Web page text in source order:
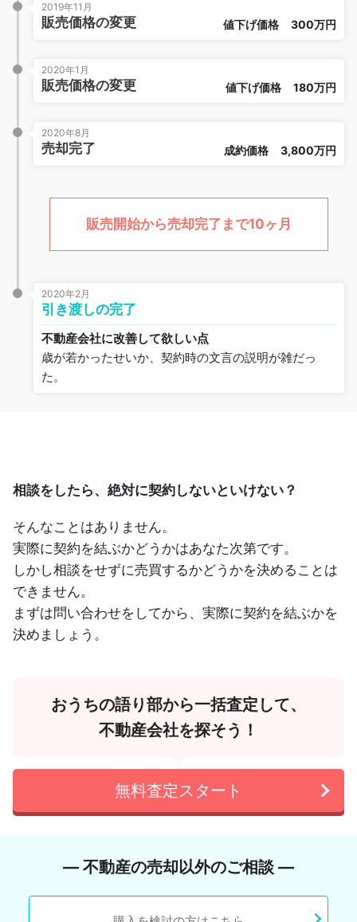
2019年11月
販売価格の変更 値下げ価格 300万円
2020年1月
販売価格の変更 値下げ価格 180万円
2020年8月
売却完了 成約価格 3,800万円
販売開始から売却完了まで10ヶ月
2020年2月
引き渡しの完了
不動産会社に改善して欲しい点
歳が若かったせいか、契約時の文言の説明が雑だっ
た。
相談をしたら、絶対に契約しないといけない？
そんなことはありません。
実際に契約を結ぶかどうかはあなた次第です。
しかし相談をせずに売買するかどうかを決めることは
できません。
まずは問い合わせをしてから、実際に契約を結ぶかを
決めましょう。
おうちの語り部から一括査定して、
不動産会社を探そう！
無料査定スタート
― 不動産の売却以外のご相談 ―